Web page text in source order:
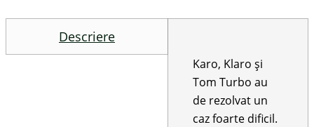
Descriere
Karo, Klaro și
Tom Turbo au
de rezolvat un
caz foarte dificil.